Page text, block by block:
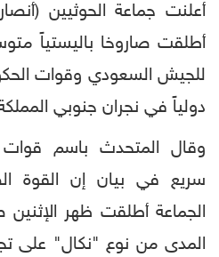
أعلنت جماعة الحوثيين (أنصار
أطلقت صاروخا باليستياً
للجيش السعودي وقوات
دولياً في نجران جنوبي
وقال المتحدث باسم قوات
سريع في بيان إن القوة
الجماعة أطلقت ظهر
المدى من نوع "نكال" على